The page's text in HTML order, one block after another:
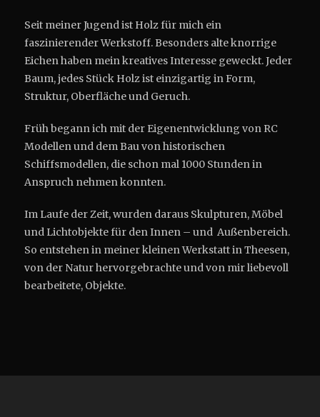
Seit meiner Jugend ist Holz für mich ein
faszinierender Werkstoff. Besonders alte knorrige
Eichen haben mein kreatives Interesse geweckt. Jeder
Baum, jedes Stück Holz ist einzigartig in Form,
Struktur, Oberfläche und Geruch.
Früh begann ich mit der Eigenentwicklung von RC
Modellen und dem Bau von historischen
Schiffsmodellen, die schon mal 1000 Stunden in
Anspruch nehmen konnten.
Im Laufe der Zeit, wurden daraus Skulpturen, Möbel
und Lichtobjekte für den Innen – und Außenbereich.
So entstehen in meiner kleinen Werkstatt in Theesen,
von der Natur hervorgebrachte und von mir liebevoll
bearbeitete, Objekte.